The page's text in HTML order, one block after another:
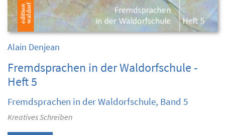
Alain Denjean
Fremdsprachen in der Waldorfschule -
Heft 5
Fremdsprachen in der Waldorfschule, Band 5
Kreatives Schreiben